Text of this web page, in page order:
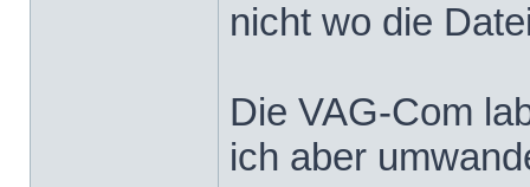
nicht wo die
Die VAG-Com
ich aber